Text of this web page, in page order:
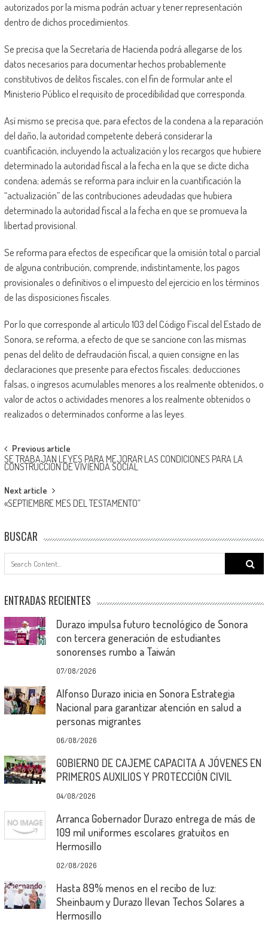
autorizados por la misma podrán actuar y tener representación
dentro de dichos procedimientos.
Se precisa que la Secretaría de Hacienda podrá allegarse de los
datos necesarios para documentar hechos probablemente
constitutivos de delitos fiscales, con el fin de formular ante el
Ministerio Público el requisito de procedibilidad que corresponda.
Así mismo se precisa que, para efectos de la condena a la reparación
del daño, la autoridad competente deberá considerar la
cuantificación, incluyendo la actualización y los recargos que hubiere
determinado la autoridad fiscal a la fecha en la que se dicte dicha
condena; además se reforma para incluir en la cuantificación la
“actualización” de las contribuciones adeudadas que hubiera
determinado la autoridad fiscal a la fecha en que se promueva la
libertad provisional.
Se reforma para efectos de especificar que la omisión total o parcial
de alguna contribución, comprende, indistintamente, los pagos
provisionales o definitivos o el impuesto del ejercicio en los términos
de las disposiciones fiscales.
Por lo que corresponde al artículo 103 del Código Fiscal del Estado de
Sonora, se reforma, a efecto de que se sancione con las mismas
penas del delito de defraudación fiscal, a quien consigne en las
declaraciones que presente para efectos fiscales: deducciones
falsas, o ingresos acumulables menores a los realmente obtenidos, o
valor de actos o actividades menores a los realmente obtenidos o
realizados o determinados conforme a las leyes.
Post
navigation
Previous article
SE TRABAJAN LEYES PARA MEJORAR LAS CONDICIONES PARA LA
CONSTRUCCIÓN DE VIVIENDA SOCIAL
Next article
«SEPTIEMBRE MES DEL TESTAMENTO”
BUSCAR
Search
for:
ENTRADAS RECIENTES
Durazo impulsa futuro tecnológico de Sonora
con tercera generación de estudiantes
sonorenses rumbo a Taiwán
07/08/2026
Alfonso Durazo inicia en Sonora Estrategia
Nacional para garantizar atención en salud a
personas migrantes
06/08/2026
GOBIERNO DE CAJEME CAPACITA A JÓVENES EN
PRIMEROS AUXILIOS Y PROTECCIÓN CIVIL
04/08/2026
Arranca Gobernador Durazo entrega de más de
109 mil uniformes escolares gratuitos en
Hermosillo
02/08/2026
Hasta 89% menos en el recibo de luz:
Sheinbaum y Durazo llevan Techos Solares a
Hermosillo